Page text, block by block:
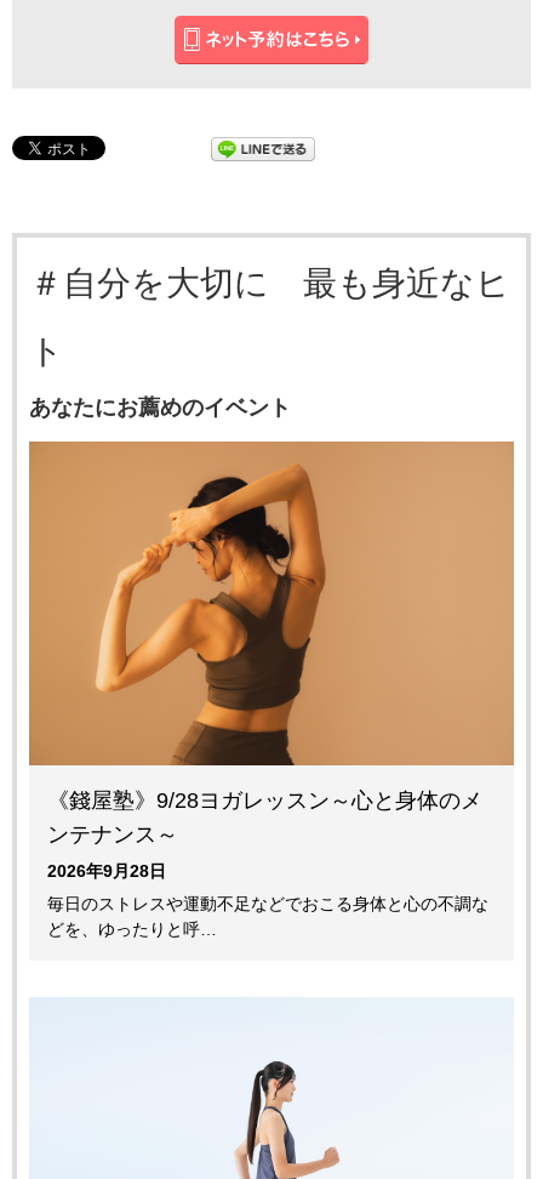
＃自分を大切に 最も身近なヒ
ト
あなたにお薦めのイベント
《錢屋塾》9/28ヨガレッスン～心と身体のメ
ンテナンス～
2026年9月28日
毎日のストレスや運動不足などでおこる身体と心の不調な
どを、ゆったりと呼…